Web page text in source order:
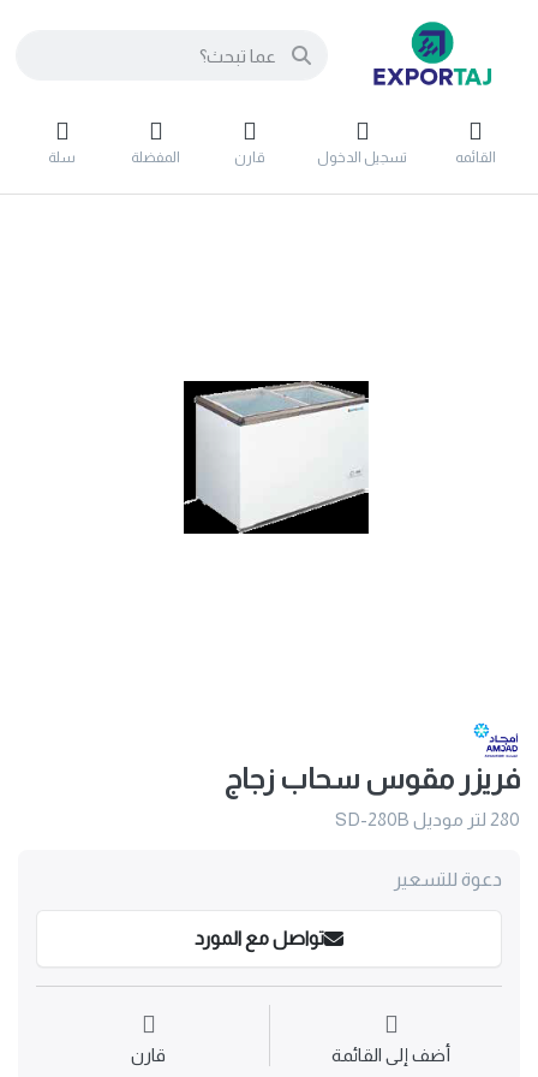
القائمه تسجيل الدخول قارن المفضلة سلة
فريزر مقوس سحاب زجاج
280 لتر موديل SD-280B
دعوة للتسعير
تواصل مع المورد
أضف إلى القائمة قارن